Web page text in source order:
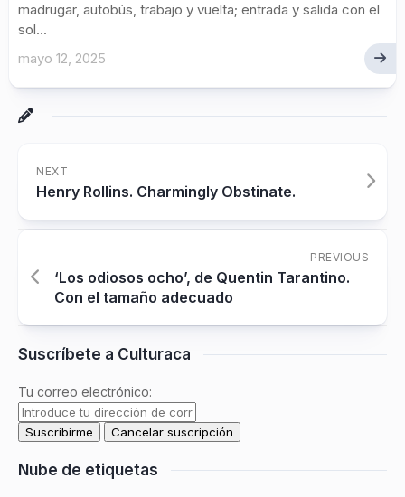
madrugar, autobús, trabajo y vuelta; entrada y salida con el
sol...
mayo 12, 2025
NEXT
Henry Rollins. Charmingly Obstinate.
PREVIOUS
‘Los odiosos ocho’, de Quentin Tarantino.
Con el tamaño adecuado
Suscríbete a Culturaca
Tu correo electrónico:
Nube de etiquetas